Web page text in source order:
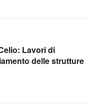
Lavori di
delle strutture